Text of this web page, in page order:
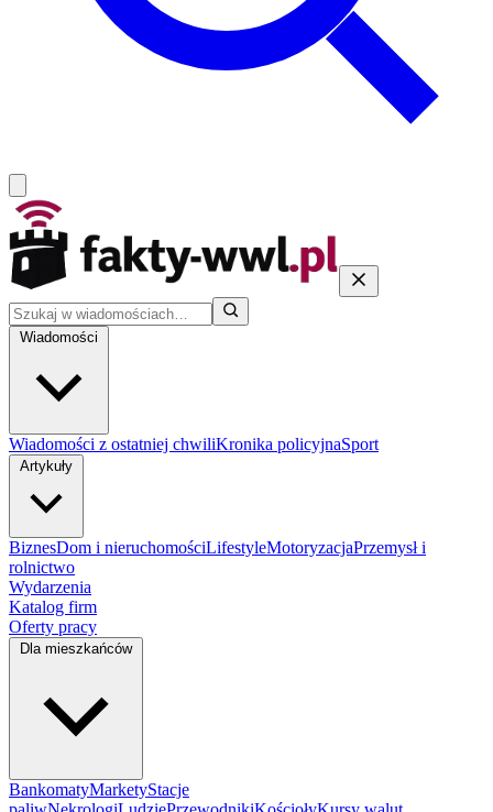
Wiadomości
Wiadomości z ostatniej chwiliKronika policyjnaSport
Artykuły
BiznesDom i nieruchomościLifestyleMotoryzacjaPrzemysł i
rolnictwo
Wydarzenia
Katalog firm
Oferty pracy
Dla mieszkańców
BankomatyMarketyStacje